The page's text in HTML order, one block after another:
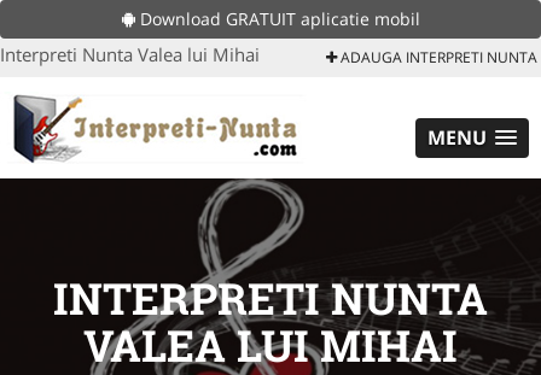
Download GRATUIT aplicatie mobil
Interpreti Nunta Valea lui Mihai ADAUGA INTERPRETI NUNTA
MENU
INTERPRETI NUNTA
VALEA LUI MIHAI